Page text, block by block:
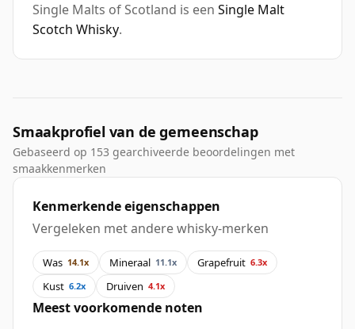
Single Malts of Scotland is een Single Malt
Scotch Whisky.
Smaakprofiel van de gemeenschap
Gebaseerd op 153 gearchiveerde beoordelingen met
smaakkenmerken
Kenmerkende eigenschappen
Vergeleken met andere whisky-merken
Was 14.1x Mineraal 11.1x Grapefruit 6.3x
Kust 6.2x Druiven 4.1x
Meest voorkomende noten